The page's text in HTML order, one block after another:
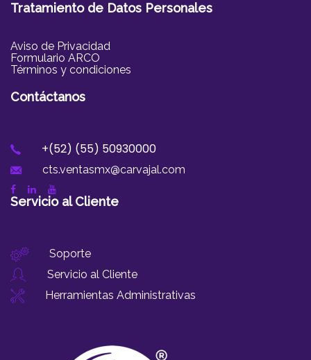
Tratamiento de Datos Personales
Aviso de Privacidad
Formulario ARCO
Términos y condiciones
Contáctanos
+(52) (55) 50930000
cts.ventasmx@carvajal.com
Servicio al Cliente
Soporte
Servicio al Cliente
Herramientas Administrativas